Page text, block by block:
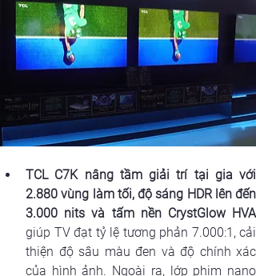
TCL C7K nâng tầm giải trí tại gia với
2.880 vùng làm tối, độ sáng HDR lên đến
3.000 nits và tấm nền CrystGlow HVA
giúp TV đạt tỷ lệ tương phản 7.000:1, cải
thiện độ sâu màu đen và độ chính xác
của hình ảnh. Ngoài ra, lớp phim nano